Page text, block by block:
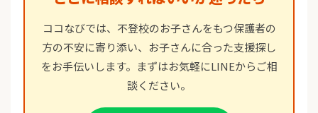
ココなびでは、不登校のお子さんをもつ保護者の
方の不安に寄り添い、お子さんに合った支援探し
をお手伝いします。まずはお気軽にLINEからご相
談ください。